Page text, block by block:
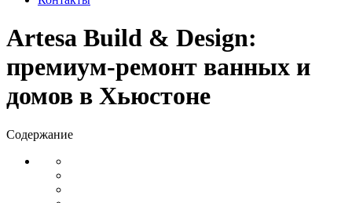
Artesa Build & Design:
премиум-ремонт ванных и
домов в Хьюстоне
Содержание